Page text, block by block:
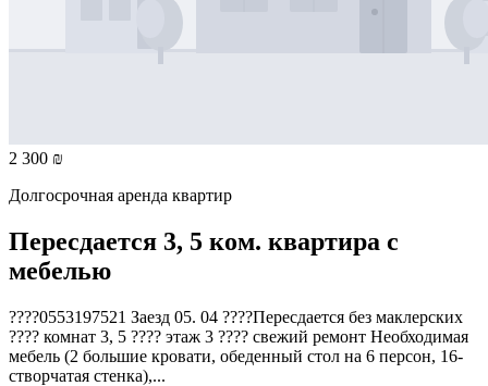
2 300 ₪
Долгосрочная аренда квартир
Пересдается 3, 5 ком. квартира с
мебелью
????0553197521 Заезд 05. 04 ????Пересдается без маклерских
???? комнат 3, 5 ???? этаж 3 ???? свежий ремонт Необходимая
мебель (2 большие кровати, обеденный стол на 6 персон, 16-
створчатая стенка),...